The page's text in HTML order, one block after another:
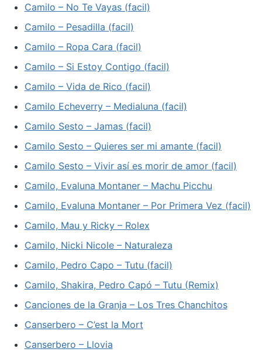
Camilo – No Te Vayas (facil)
Camilo – Pesadilla (facil)
Camilo – Ropa Cara (facil)
Camilo – Si Estoy Contigo (facil)
Camilo – Vida de Rico (facil)
Camilo Echeverry – Medialuna (facil)
Camilo Sesto – Jamas (facil)
Camilo Sesto – Quieres ser mi amante (facil)
Camilo Sesto – Vivir así es morir de amor (facil)
Camilo, Evaluna Montaner – Machu Picchu
Camilo, Evaluna Montaner – Por Primera Vez (facil)
Camilo, Mau y Ricky – Rolex
Camilo, Nicki Nicole – Naturaleza
Camilo, Pedro Capo – Tutu (facil)
Camilo, Shakira, Pedro Capó – Tutu (Remix)
Canciones de la Granja – Los Tres Chanchitos
Canserbero – C’est la Mort
Canserbero – Llovia